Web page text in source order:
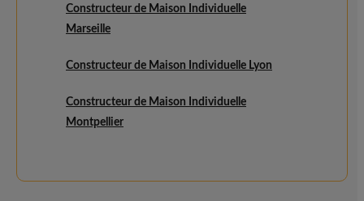
Constructeur de Maison Individuelle
Marseille
Constructeur de Maison Individuelle Lyon
Constructeur de Maison Individuelle
Montpellier